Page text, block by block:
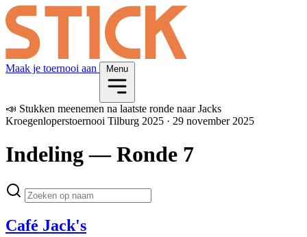
Maak je toernooi aan Menu
📣 Stukken meenemen na laatste ronde naar Jacks
Kroegenloperstoernooi Tilburg 2025 · 29 november 2025
Indeling— Ronde 7
Café Jack's